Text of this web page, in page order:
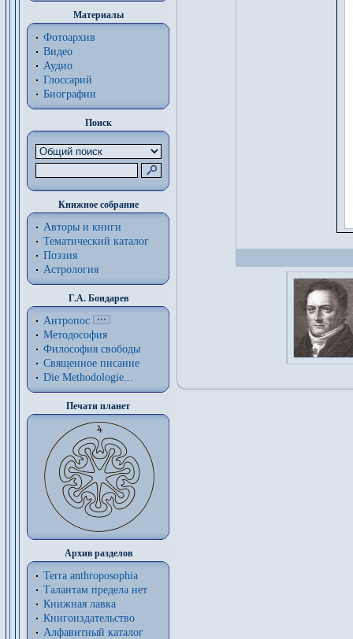
Материалы
Фотоархив
Видео
Аудио
Глоссарий
Биографии
Поиск
Книжное собрание
Авторы и книги
Тематический каталог
Поэзия
Астрология
Г.А. Бондарев
Антропос
Методософия
Философия cвободы
Священное писание
Die Methodologie...
Печати планет
Архив разделов
Terra anthroposophia
Талантам предела нет
Книжная лавка
Книгоиздательство
Алфавитный каталог